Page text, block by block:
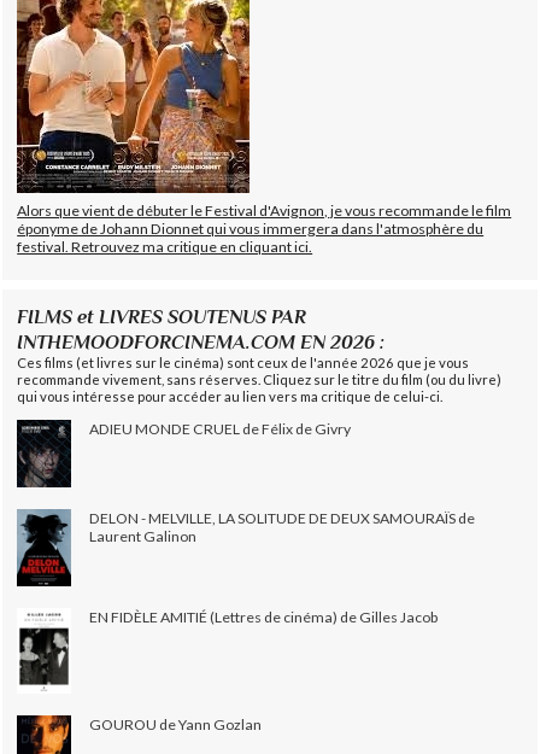
Alors que vient de débuter le Festival d'Avignon, je vous recommande le film
éponyme de Johann Dionnet qui vous immergera dans l'atmosphère du
festival. Retrouvez ma critique en cliquant ici.
FILMS et LIVRES SOUTENUS PAR
INTHEMOODFORCINEMA.COM EN 2026 :
Ces films (et livres sur le cinéma) sont ceux de l'année 2026 que je vous
recommande vivement, sans réserves. Cliquez sur le titre du film (ou du livre)
qui vous intéresse pour accéder au lien vers ma critique de celui-ci.
ADIEU MONDE CRUEL de Félix de Givry
DELON - MELVILLE, LA SOLITUDE DE DEUX SAMOURAÏS de
Laurent Galinon
EN FIDÈLE AMITIÉ (Lettres de cinéma) de Gilles Jacob
GOUROU de Yann Gozlan